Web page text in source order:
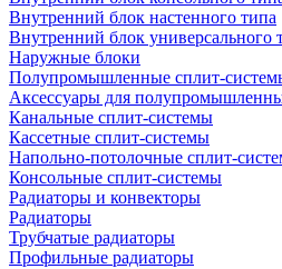
Внутренний блок настенного типа
Внутренний блок универсального
Наружные блоки
Полупромышленные сплит-
Аксессуары для
Канальные сплит-системы
Кассетные сплит-системы
Напольно-потолочные сплит-
Консольные сплит-системы
Радиаторы и конвекторы
Радиаторы
Трубчатые радиаторы
Профильные радиаторы